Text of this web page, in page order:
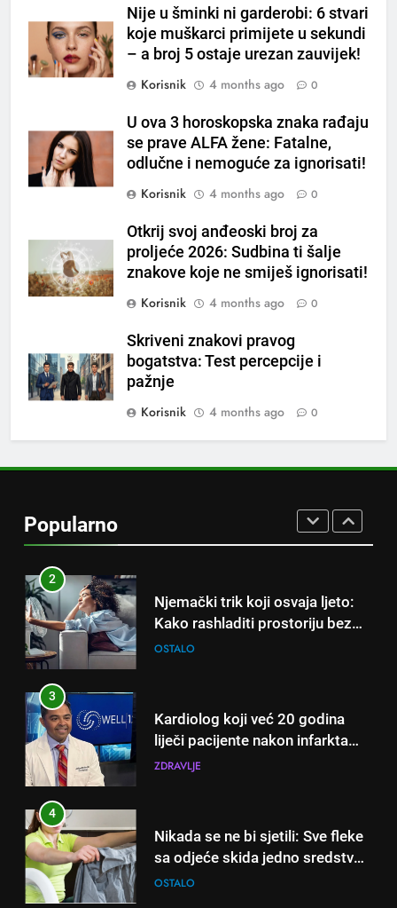
Nije u šminki ni garderobi: 6 stvari
koje muškarci primijete u sekundi
– a broj 5 ostaje urezan zauvijek!
Korisnik
4 months ago 0
U ova 3 horoskopska znaka rađaju
se prave ALFA žene: Fatalne,
odlučne i nemoguće za ignorisati!
Korisnik
4 months ago 0
Otkrij svoj anđeoski broj za
proljeće 2026: Sudbina ti šalje
znakove koje ne smiješ ignorisati!
Korisnik
4 months ago 0
Skriveni znakovi pravog
bogatstva: Test percepcije i
pažnje
Korisnik
4 months ago 0
Popularno
Čaj od lovora i cimeta – prirodni
napitak za svakodnevnu rutinu
OSTALO
ČISTAČ JETRE: Uzmite gutljaj
na prazan stomak i crijeva će
raditi kao sat, zaboravit ćete na
loše varenje
Tračevi su njihova glavna
preokupacija: Ljudi rođeni u ova
tri znaka najviše vole ogovarati
OSTALO
Piće od smreke – prirodni
napitak koji se često spominje
kod šećerne bolesti
OSTALO
čak će se i “suhi štap”
ukorijeniti! Stari vrtlarski trik koji
iskusni baštovani čuvaju
2
Njemački trik koji osvaja ljeto:
Kako rashladiti prostoriju bez
klime i velikih računa za struju!
OSTALO
3
Kardiolog koji već 20 godina
liječi pacijente nakon infarkta
otkrio: Ove 4 jutarnje navike
dana!
ZDRAVLJE
4
Nikada se ne bi sjetili: Sve fleke
sa odjeće skida jedno sredstvo
koje svi imamo u kući
OSTALO